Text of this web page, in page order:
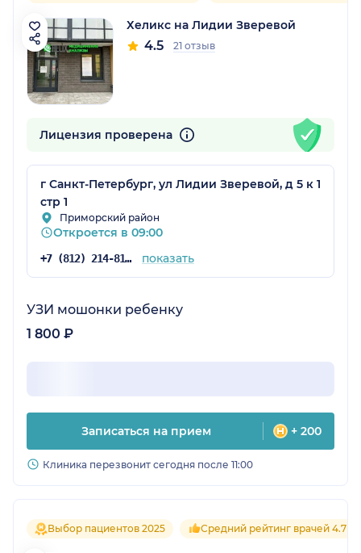
Хеликс на Лидии Зверевой
4.5 21 отзыв
Лицензия проверена
г Санкт-Петербург, ул Лидии Зверевой, д 5 к 1
стр 1
Приморский район
Откроется в 09:00
+7 (812) 214-81-58 показать
УЗИ мошонки ребенку
1 800 ₽
Записаться на прием + 200
Клиника перезвонит сегодня после 11:00
Выбор пациентов 2025 Средний рейтинг врачей 4.7